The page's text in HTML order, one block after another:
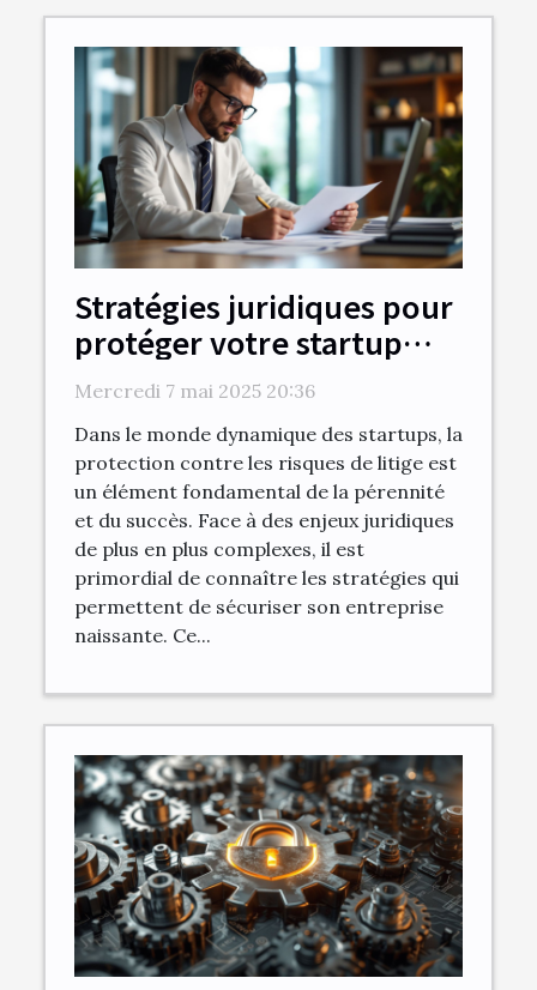
Stratégies juridiques pour
protéger votre startup
contre les risques de litige
Mercredi 7 mai 2025 20:36
Dans le monde dynamique des startups, la
protection contre les risques de litige est
un élément fondamental de la pérennité
et du succès. Face à des enjeux juridiques
de plus en plus complexes, il est
primordial de connaître les stratégies qui
permettent de sécuriser son entreprise
naissante. Ce...